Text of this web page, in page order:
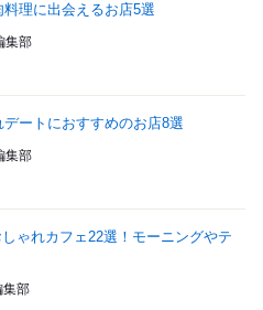
理に出会えるお店5選
集部
ートにおすすめのお店8選
集部
ゃれカフェ22選！モーニングやテ
集部